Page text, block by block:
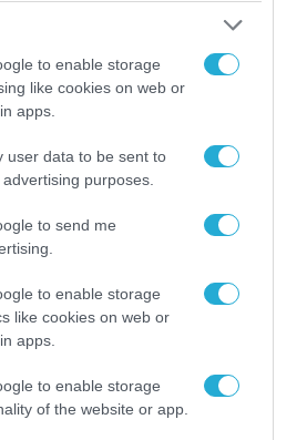
to enable storage
like cookies on web or
apps.
user data to be sent to
purposes.
to send me
to enable storage
like cookies on web or
apps.
to enable storage
of the website or app.
στις πυρκαγιές της
«αντίο» στον πρώην
(φωτο)